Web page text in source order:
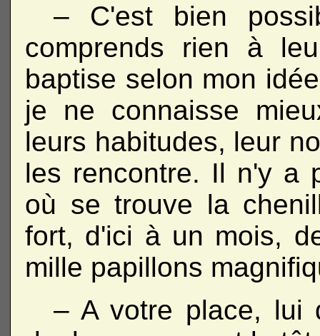
– C'est bien
comprends rien à
baptise selon mon
je ne connaisse
leurs habitudes, leur
les rencontre. Il n'y a
où se trouve la
fort, d'ici à un mois,
mille papillons
– A votre place, lui